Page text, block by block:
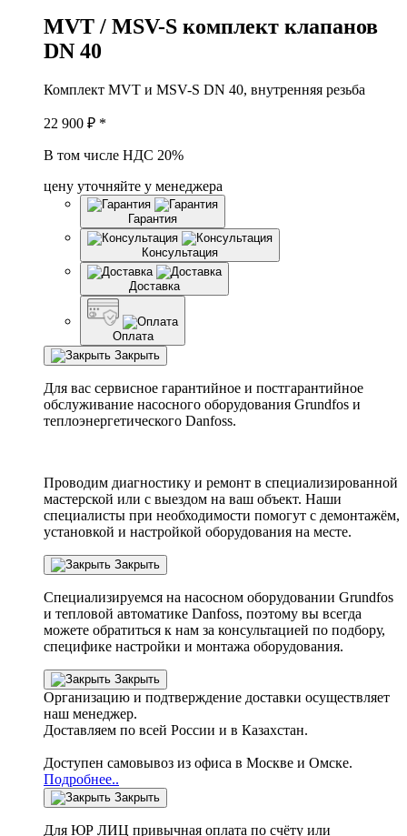
MVT / MSV-S комплект клапанов
DN 40
Комплект MVT и MSV-S DN 40, внутренняя резьба
22 900 ₽ *
В том числе НДС 20%
цену уточняйте у менеджера
Гарантия
Консультация
Доставка
Оплата
Закрыть
Для вас сервисное гарантийное и постгарантийное
обслуживание насосного оборудования Grundfos и
теплоэнергетического Danfoss.
Проводим диагностику и ремонт в специализированной
мастерской или с выездом на ваш объект. Наши
специалисты при необходимости помогут с демонтажём,
установкой и настройкой оборудования на месте.
Закрыть
Специализируемся на насосном оборудовании Grundfos
и тепловой автоматике Danfoss, поэтому вы всегда
можете обратиться к нам за консультацией по подбору,
специфике настройки и монтажа оборудования.
Закрыть
Организацию и подтверждение доставки осуществляет
наш менеджер.
Доставляем по всей России и в Казахстан.
Доступен самовывоз из офиса в Москве и Омске.
Подробнее..
Закрыть
Для ЮР ЛИЦ привычная оплата по счёту или